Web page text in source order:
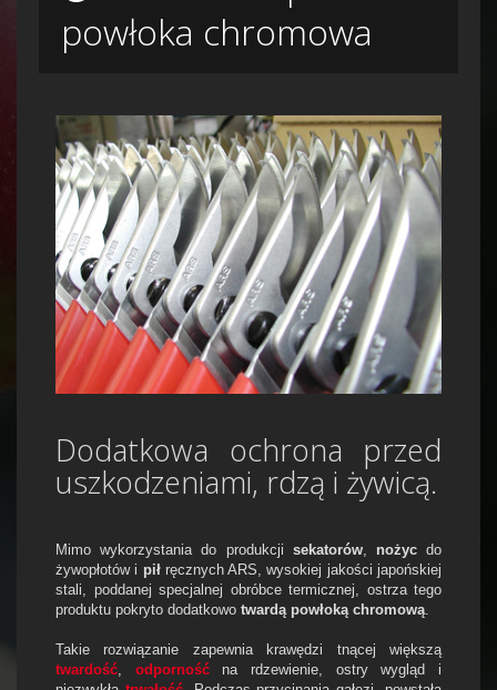
powłoka chromowa
Dodatkowa ochrona przed
uszkodzeniami, rdzą i żywicą.
Mimo wykorzystania do produkcji sekatorów, nożycdo
żywopłotów i piłręcznych ARS, wysokiej jakości japońskiej
stali, poddanej specjalnej obróbce termicznej, ostrza tego
produktu pokryto dodatkowo twardą powłoką chromową.
Takie rozwiązanie zapewnia krawędzi tnącej większą
twardość, odpornośćna rdzewienie, ostry wygląd i